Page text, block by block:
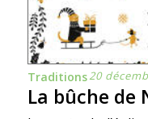
Traditions20
La bûche de